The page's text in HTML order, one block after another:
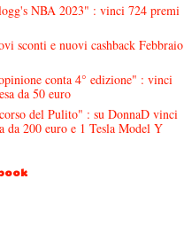
NBA 2023" : vinci 724 premi
sconti e nuovi cashback Febbraio
conta 4° edizione" : vinci
da 50 euro
del Pulito" : su DonnaD vinci
da 200 euro e 1 Tesla Model Y